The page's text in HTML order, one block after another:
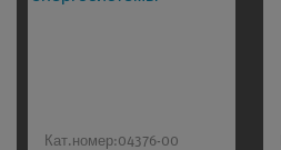
Кат.номер:04376-00